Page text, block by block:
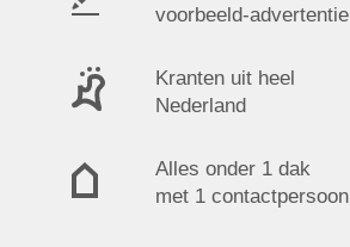
voorbeeld-advertentie
Kranten uit heel
Nederland
Alles onder 1 dak
met 1 contactpersoon